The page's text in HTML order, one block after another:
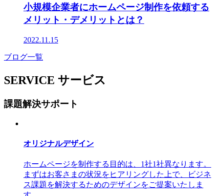
小規模企業者にホームページ制作を依頼する
メリット・デメリットとは？
2022.11.15
ブログ一覧
SERVICE サービス
課題解決サポート
オリジナルデザイン
ホームページを制作する目的は、1社1社異なります。
まずはお客さまの状況をヒアリングした上で、ビジネ
ス課題を解決するためのデザインをご提案いたしま